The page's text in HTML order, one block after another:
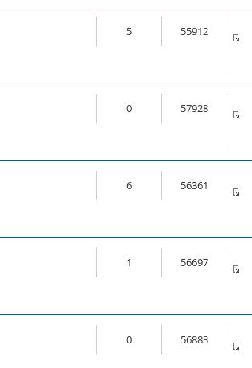
5 55912
0 57928
6 56361
1 56697
0 56883